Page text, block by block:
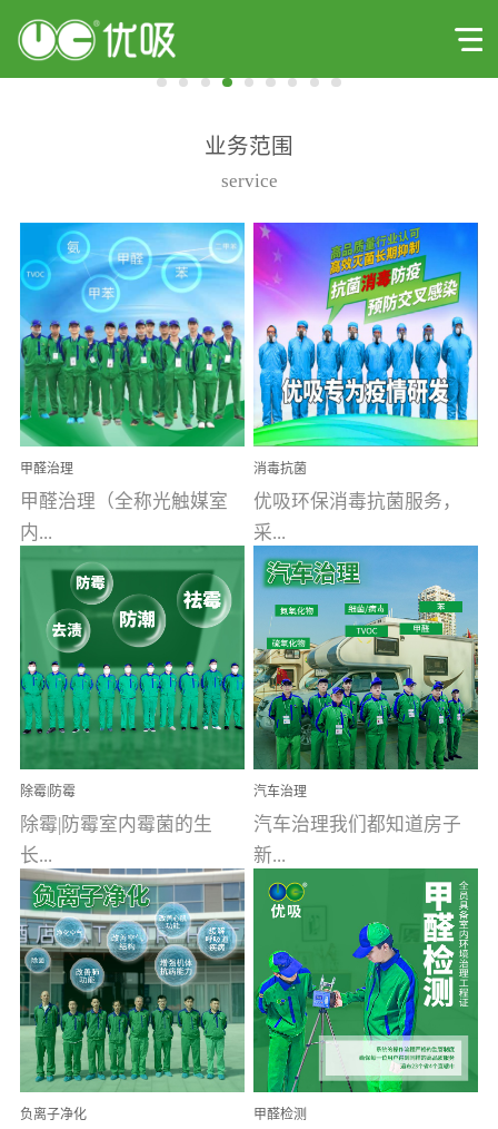
业务范围
service
甲醛治理
甲醛治理（全称光触媒室
内...
空气污染净化治理）工业
文明的进步，创造了多姿
多彩的家居产品和生活情
调，但也带来了以甲醛为
首的室内...
消毒抗菌
优吸环保消毒抗菌服务，
采...
用行业公认奥维牌消毒
液，具备杀死人体冠状病
毒的功效，杀菌率
99.99%。相对于传统消毒
液来说，无...
除霉|防霉
除霉|防霉室内霉菌的生
长...
受温度、湿度、基质养
分、通风四个条件影响，
温暖潮湿、营养物质多、
通风缓慢的空间最易滋生
大量霉菌的...
汽车治理
汽车治理我们都知道房子
新...
装修完会有甲醛，其实汽
车的甲醛超标问题更为严
重。汽车的空间范围小，
配件、皮具、装饰多，这
些都是汽...
负离子净化 甲醛检测